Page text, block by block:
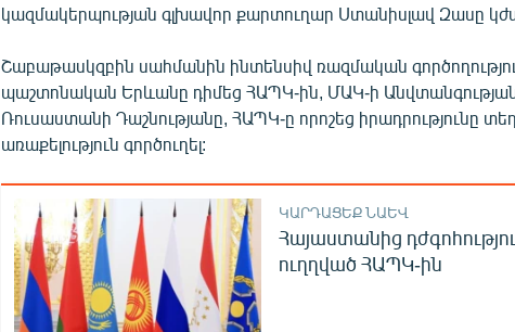
կազմակերպության գլխավոր քարտուղար Ստանիսլավ Զասը
Շաբաթասկզբին սահմանին ինտենսիվ ռազմական
պաշտոնական Երևանը դիմեց ՀԱՊԿ-ին, ՄԱԿ-ի
Ռուսաստանի Դաշնությանը, ՀԱՊԿ-ը որոշեց իրադրությունը
առաքելություն գործուղել:
ԿԱՐԴԱՑԵՔ ՆԱԵՎ
Հայաստանից
ուղղված ՀԱՊԿ-ին